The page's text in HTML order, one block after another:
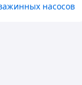
насосов